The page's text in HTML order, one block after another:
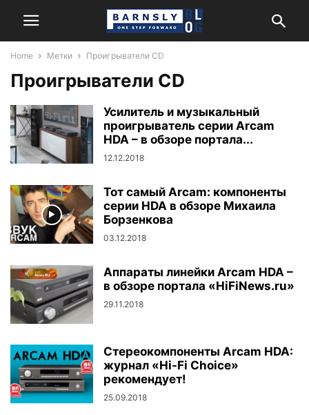
Home Метки Проигрыватели CD
Проигрыватели CD
Усилитель и музыкальный
проигрыватель серии Arcam
HDA – в обзоре портала...
12.12.2018
Тот самый Arcam: компоненты
серии HDA в обзоре Михаила
Борзенкова
03.12.2018
Аппараты линейки Arcam HDA –
в обзоре портала «HiFiNews.ru»
29.11.2018
Стереокомпоненты Arcam HDA:
журнал «Hi-Fi Choice»
рекомендует!
25.09.2018